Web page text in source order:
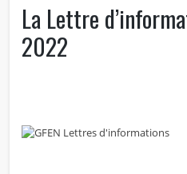
La Lettre
2022